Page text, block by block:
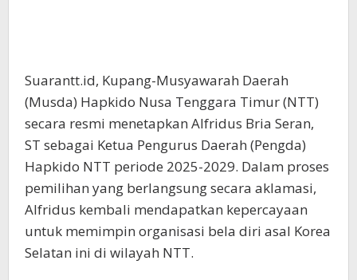
Suarantt.id, Kupang-Musyawarah Daerah
(Musda) Hapkido Nusa Tenggara Timur (NTT)
secara resmi menetapkan Alfridus Bria Seran,
ST sebagai Ketua Pengurus Daerah (Pengda)
Hapkido NTT periode 2025-2029. Dalam proses
pemilihan yang berlangsung secara aklamasi,
Alfridus kembali mendapatkan kepercayaan
untuk memimpin organisasi bela diri asal Korea
Selatan ini di wilayah NTT.